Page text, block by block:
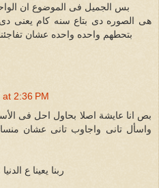
بس الجميل فى الموضوع ان
هى الصوره دى بتاع سنه كام يعنى دى
بتحطهم واحده واحده عشان
2:36 PM
بص انا عايشة اصلا بحاول احل فى
واسأل تانى واجاوب تانى عشان
ربنا يعينا ع